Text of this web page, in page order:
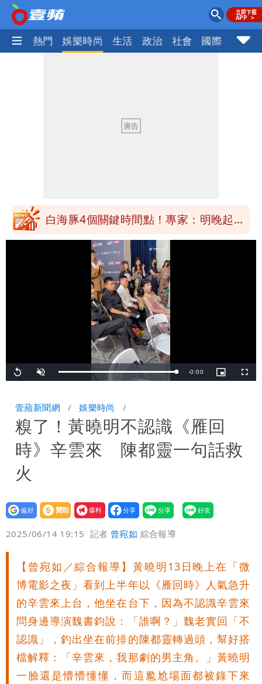
焦點 熱門 娛樂時尚 生活 政治 社會 國際 財經
白海豚4個關鍵時間點！專家：明晚起風
恐發陸警
白海豚4個關鍵時間點！專家：明晚起風
Replay Unmute Loaded:
100.00%
Remaining
-0:00
Picture-
in-
壹蘋新聞網 娛樂時尚
糗了！黃曉明不認識《雁回
時》辛雲來 陳都靈一句話救
火
設為
贊助
我要
爆料
2025/06/14 19:15 記者 曾宛如 綜合報導
【曾宛如／綜合報導】黃曉明13日晚上在「微
博電影之夜」看到上半年以《雁回時》人氣急升
的辛雲來上台，他坐在台下，因為不認識辛雲來
問身邊導演魏書鈞說：「誰啊？」魏老實回「不
認識」，釣出坐在前排的陳都靈轉過頭，幫好搭
檔解釋：「辛雲來，我那劇的男主角。」黃曉明
一臉還是懵懵懂懂，而這尷尬場面都被錄下來